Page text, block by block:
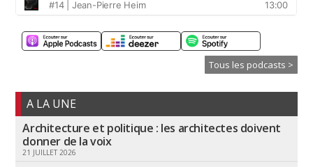
Tous les podcasts >
A LA UNE
Architecture et politique : les architectes doivent
donner de la voix
21 JUILLET 2026